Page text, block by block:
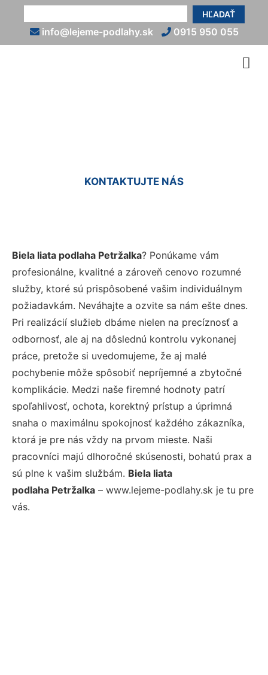
HĽADAŤ
info@lejeme-podlahy.sk 0915 950 055
KONTAKTUJTE NÁS
Biela liata podlaha Petržalka? Ponúkame vám
profesionálne, kvalitné a zároveň cenovo rozumné
služby, ktoré sú prispôsobené vašim individuálnym
požiadavkám. Neváhajte a ozvite sa nám ešte dnes.
Pri realizácií služieb dbáme nielen na precíznosť a
odbornosť, ale aj na dôslednú kontrolu vykonanej
práce, pretože si uvedomujeme, že aj malé
pochybenie môže spôsobiť nepríjemné a zbytočné
komplikácie. Medzi naše firemné hodnoty patrí
spoľahlivosť, ochota, korektný prístup a úprimná
snaha o maximálnu spokojnosť každého zákazníka,
ktorá je pre nás vždy na prvom mieste. Naši
pracovníci majú dlhoročné skúsenosti, bohatú prax a
sú plne k vašim službám. Biela liata
podlaha Petržalka – www.lejeme-podlahy.sk je tu pre
vás.